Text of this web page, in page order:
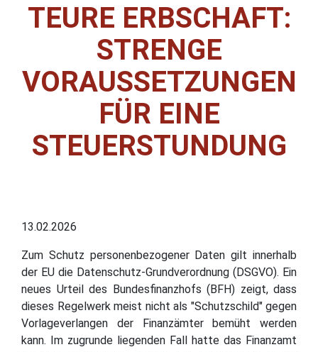
TEURE ERBSCHAFT:
STRENGE
VORAUSSETZUNGEN
FÜR EINE
STEUERSTUNDUNG
13.02.2026
Zum Schutz personenbezogener Daten gilt innerhalb
der EU die Datenschutz-Grundverordnung (DSGVO). Ein
neues Urteil des Bundesfinanzhofs (BFH) zeigt, dass
dieses Regelwerk meist nicht als "Schutzschild" gegen
Vorlageverlangen der Finanzämter bemüht werden
kann. Im zugrunde liegenden Fall hatte das Finanzamt